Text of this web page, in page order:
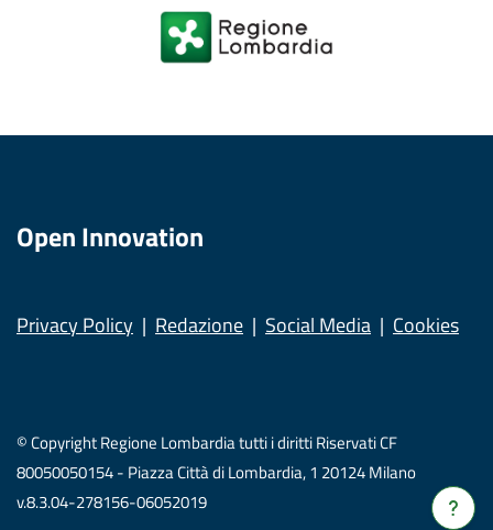
Verrà
Open Innovation
Privacy Policy Redazione Social Media Cookies
© Copyright Regione Lombardia tutti i diritti Riservati CF
80050050154 - Piazza Città di Lombardia, 1 20124 Milano
v.8.3.04-278156-06052019